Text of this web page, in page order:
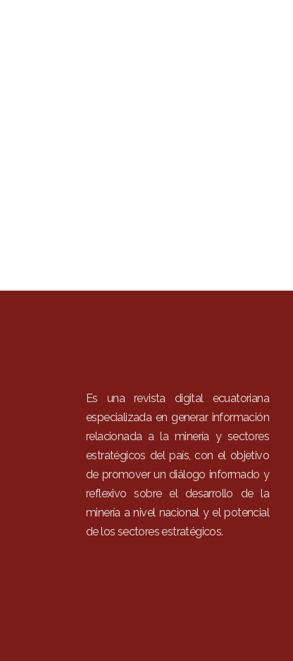
Es una revista digital ecuatoriana
especializada en generar información
relacionada a la minería y sectores
estratégicos del país, con el objetivo
de promover un diálogo informado y
reflexivo sobre el desarrollo de la
minería a nivel nacional y el potencial
de los sectores estratégicos.